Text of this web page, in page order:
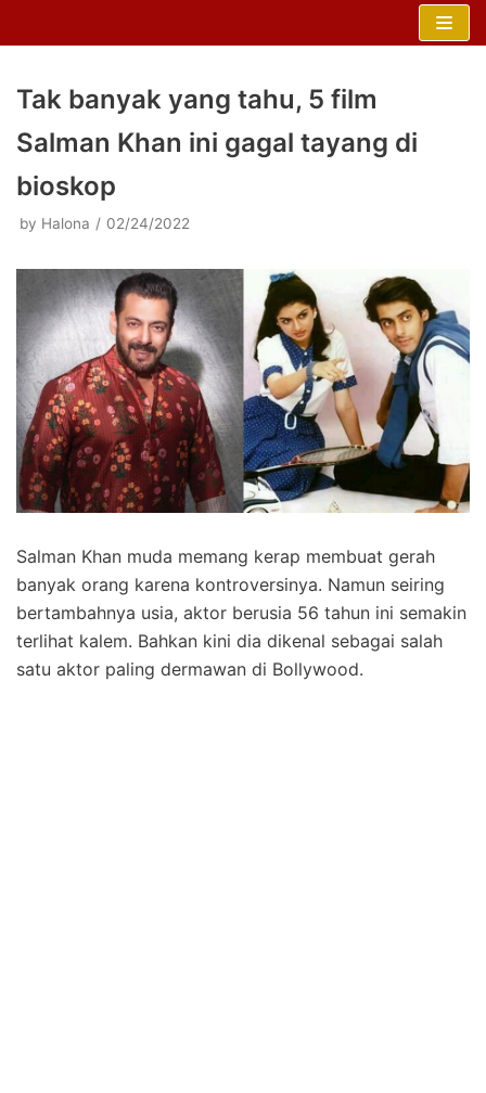
Tak banyak yang tahu, 5 film
Salman Khan ini gagal tayang di
bioskop
by Halona 02/24/2022
Salman Khan muda memang kerap membuat gerah
banyak orang karena kontroversinya. Namun seiring
bertambahnya usia, aktor berusia 56 tahun ini semakin
terlihat kalem. Bahkan kini dia dikenal sebagai salah
satu aktor paling dermawan di Bollywood.